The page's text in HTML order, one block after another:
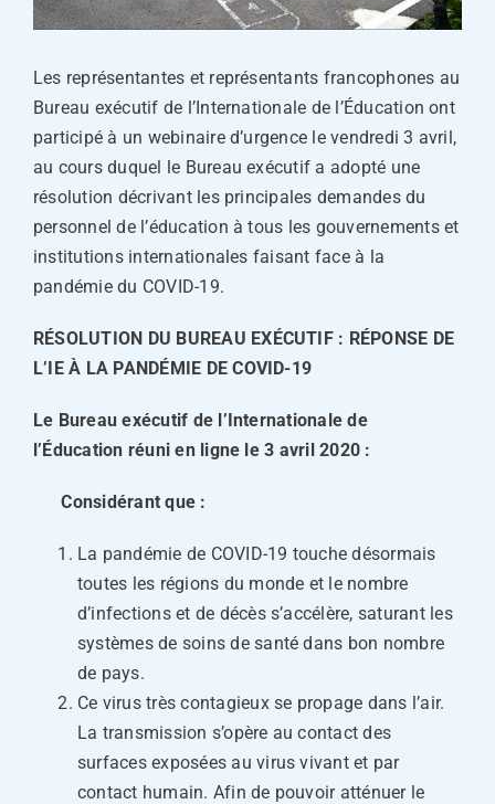
Les représentantes et représentants francophones au
Bureau exécutif de l’Internationale de l’Éducation ont
participé à un webinaire d’urgence le vendredi 3 avril,
au cours duquel le Bureau exécutif a adopté une
résolution décrivant les principales demandes du
personnel de l’éducation à tous les gouvernements et
institutions internationales faisant face à la
pandémie du COVID-19.
RÉSOLUTION DU BUREAU EXÉCUTIF : RÉPONSE DE
L’IE À LA PANDÉMIE DE COVID-19
Le Bureau exécutif de l’Internationale de
l’Éducation réuni en ligne le 3 avril 2020 :
Considérant que :
La pandémie de COVID-19 touche désormais
toutes les régions du monde et le nombre
d’infections et de décès s’accélère, saturant les
systèmes de soins de santé dans bon nombre
de pays.
Ce virus très contagieux se propage dans l’air.
La transmission s’opère au contact des
surfaces exposées au virus vivant et par
contact humain. Afin de pouvoir atténuer le